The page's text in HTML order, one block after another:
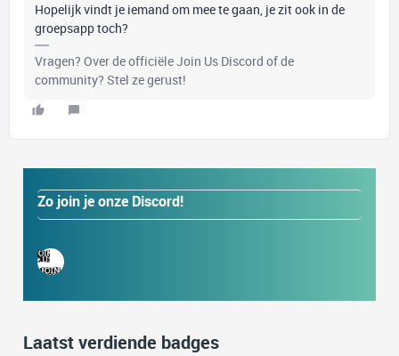
Hopelijk vindt je iemand om mee te gaan, je zit ook in de
groepsapp toch?
Vragen? Over de officiële Join Us Discord of de
community? Stel ze gerust!
Zo join je onze Discord!
Laatst verdiende badges